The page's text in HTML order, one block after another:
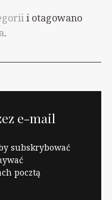
i otagowano
.
e-mail
subskrybować
pocztą